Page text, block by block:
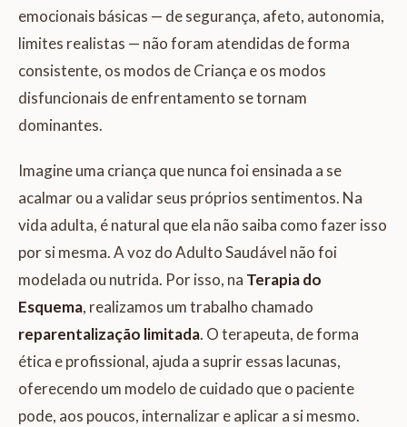
emocionais básicas — de segurança, afeto, autonomia,
limites realistas — não foram atendidas de forma
consistente, os modos de Criança e os modos
disfuncionais de enfrentamento se tornam
dominantes.
Imagine uma criança que nunca foi ensinada a se
acalmar ou a validar seus próprios sentimentos. Na
vida adulta, é natural que ela não saiba como fazer isso
por si mesma. A voz do Adulto Saudável não foi
modelada ou nutrida. Por isso, na Terapia do
Esquema, realizamos um trabalho chamado
reparentalização limitada. O terapeuta, de forma
ética e profissional, ajuda a suprir essas lacunas,
oferecendo um modelo de cuidado que o paciente
pode, aos poucos, internalizar e aplicar a si mesmo.